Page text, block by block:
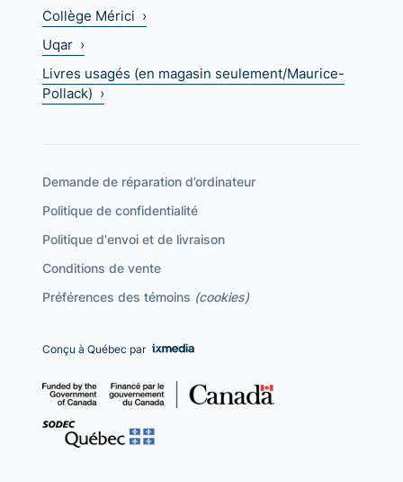
Collège Mérici ›
Uqar ›
Livres usagés (en magasin seulement/Maurice-
Pollack) ›
Demande de réparation d’ordinateur
Politique de confidentialité
Politique d'envoi et de livraison
Conditions de vente
Préférences des témoins (cookies)
Conçu à Québec par